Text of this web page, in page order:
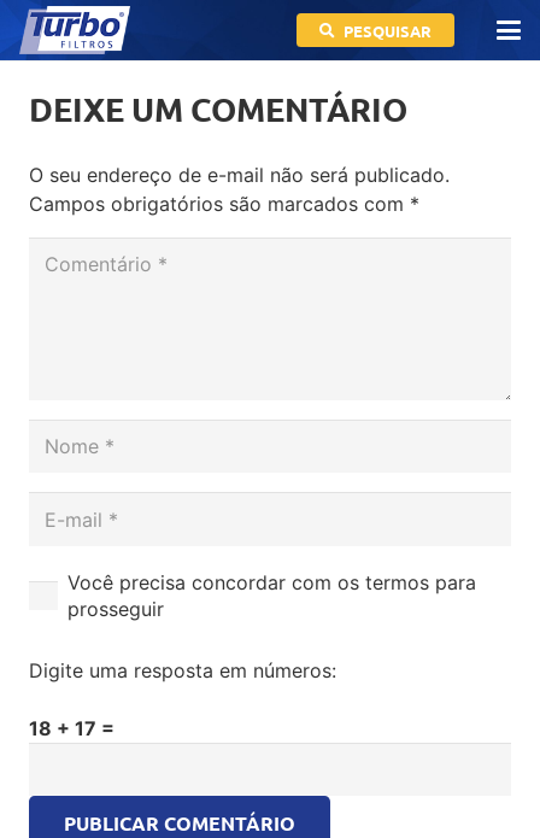
PESQUISAR
DEIXE UM COMENTÁRIO
O seu endereço de e-mail não será publicado.
Campos obrigatórios são marcados com *
Você precisa concordar com os termos para
prosseguir
Digite uma resposta em números:
18 + 17 =
PUBLICAR COMENTÁRIO